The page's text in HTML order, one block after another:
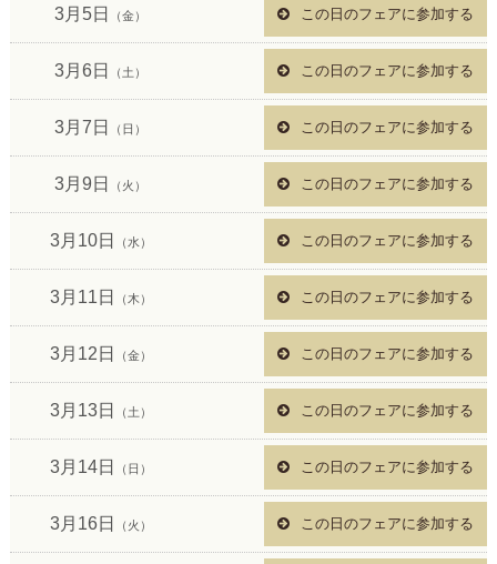
3月5日 （金） この日のフェアに参加する
3月6日 （土） この日のフェアに参加する
3月7日 （日） この日のフェアに参加する
3月9日 （火） この日のフェアに参加する
3月10日 （水） この日のフェアに参加する
3月11日 （木） この日のフェアに参加する
3月12日 （金） この日のフェアに参加する
3月13日 （土） この日のフェアに参加する
3月14日 （日） この日のフェアに参加する
3月16日 （火） この日のフェアに参加する